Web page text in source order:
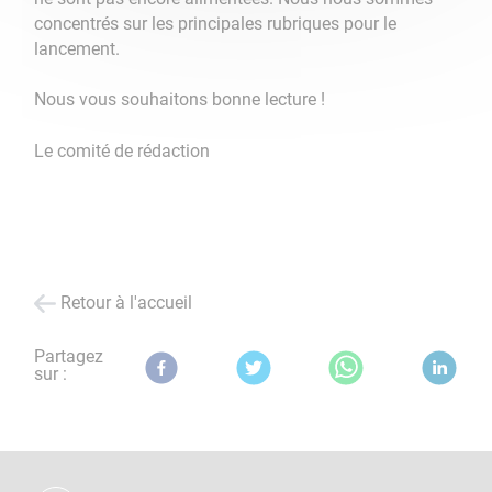
concentrés sur les principales rubriques pour le
lancement.
Nous vous souhaitons bonne lecture !
Le comité de rédaction
Retour à l'accueil
Partagez
sur :